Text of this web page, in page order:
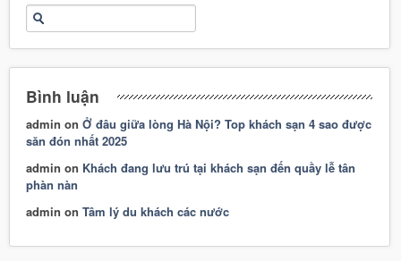
Bình luận
admin onỞ đâu giữa lòng Hà Nội? Top khách sạn 4 sao được
săn đón nhất 2025
admin on Khách đang lưu trú tại khách sạn đến quầy lễ tân
phàn nàn
admin onTâm lý du khách các nước